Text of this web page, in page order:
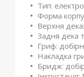
Тип:
Форма
Верхня
Задня дека
Гриф:
Накладка
Бридж: